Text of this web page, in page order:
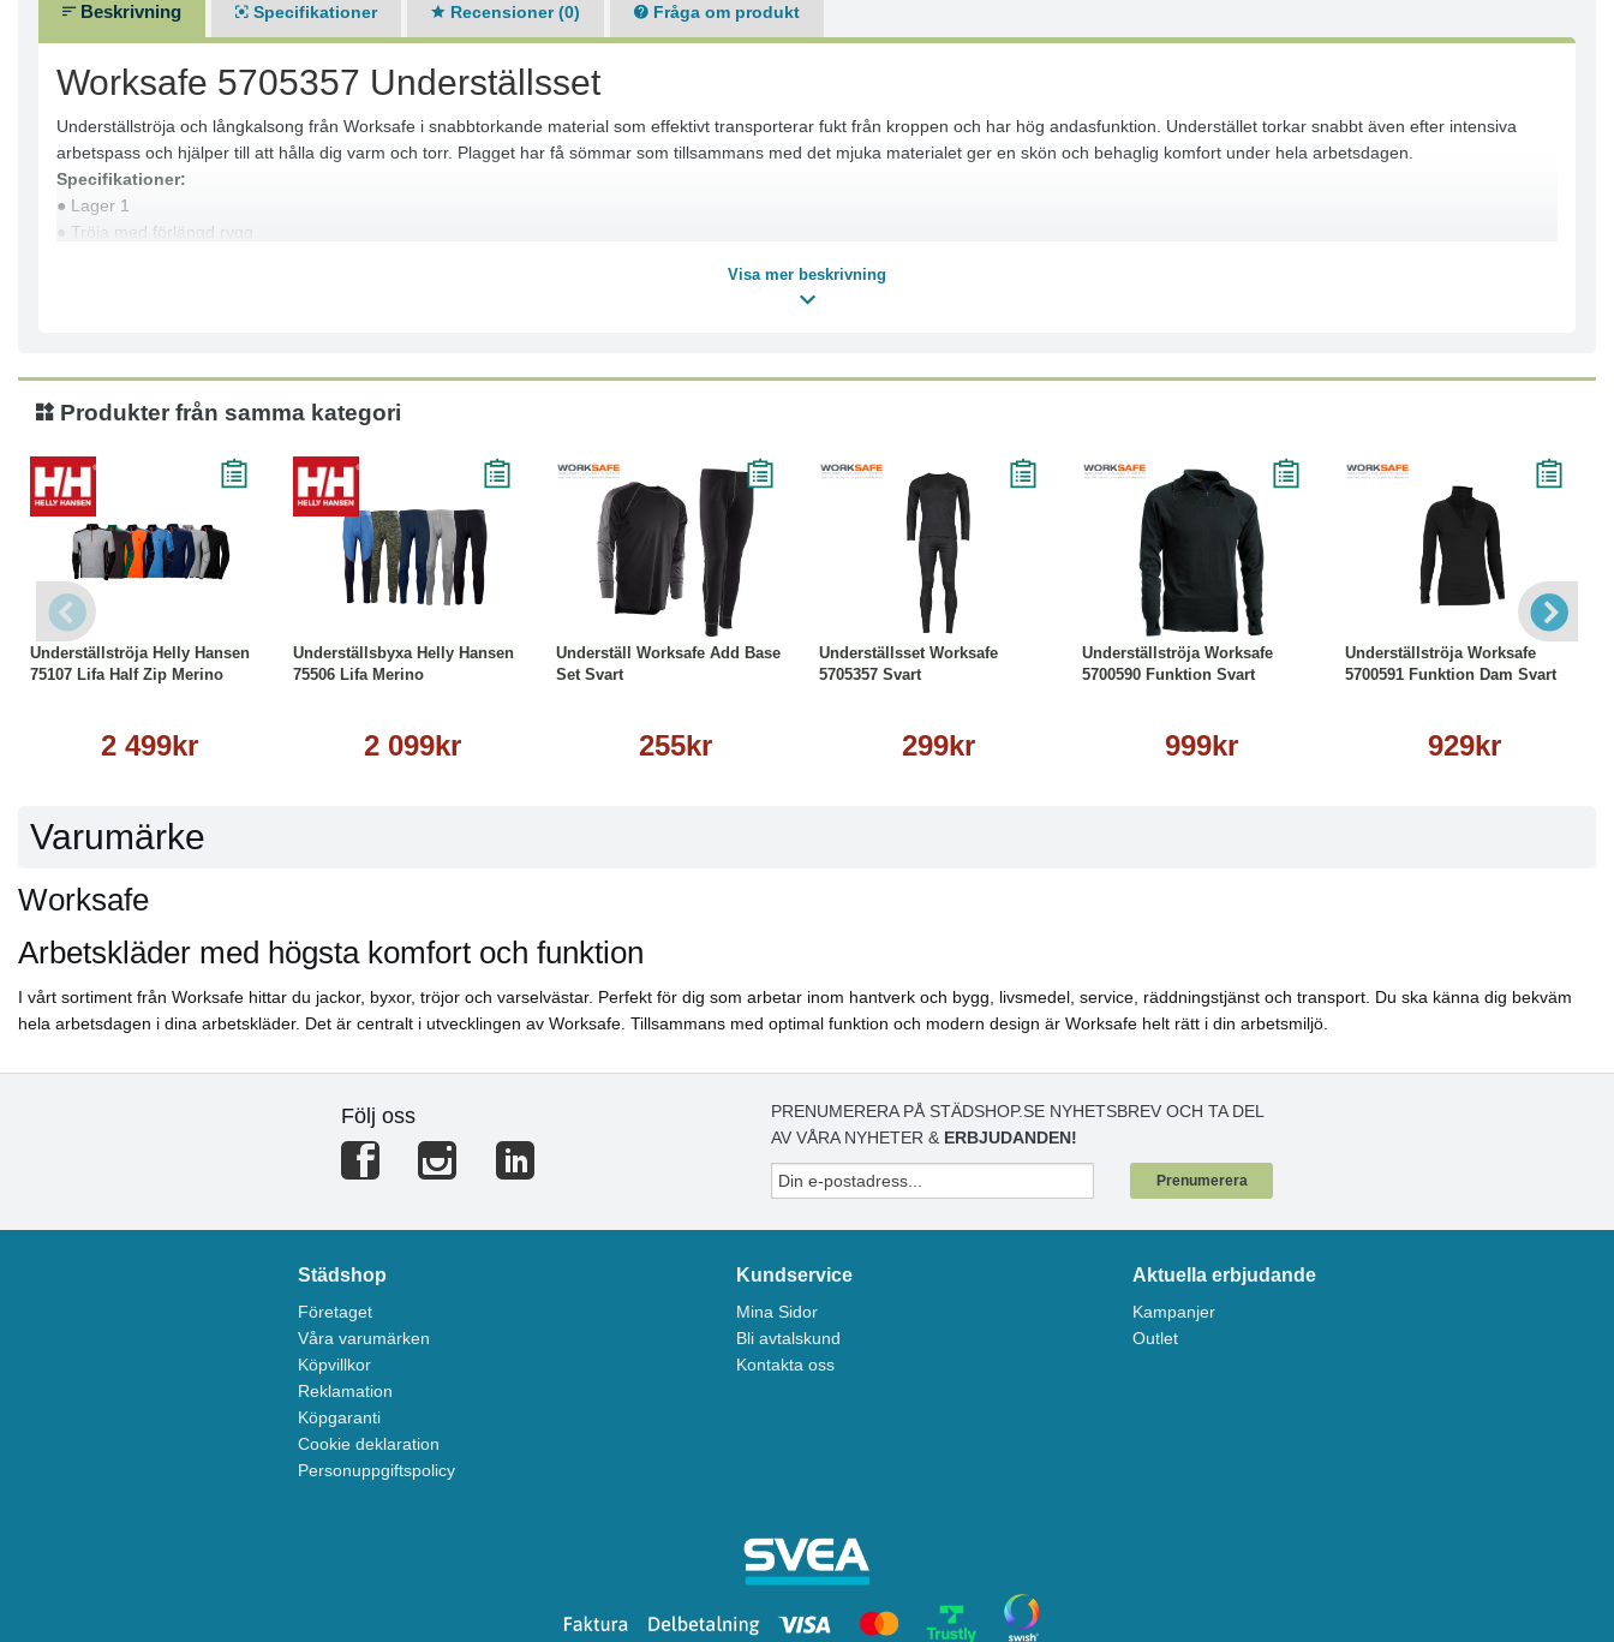
Beskrivning Specifikationer Recensioner (0) Fråga om produkt
Worksafe 5705357 Underställsset
Underställströja och långkalsong från Worksafe i snabbtorkande material som effektivt transporterar fukt från kroppen och har hög andasfunktion. Understället torkar snabbt även efter intensiva
arbetspass och hjälper till att hålla dig varm och torr. Plagget har få sömmar som tillsammans med det mjuka materialet ger en skön och behaglig komfort under hela arbetsdagen.
Specifikationer:
● Lager 1
● Tröja med förlängd rygg
Tvättråd:
● Strykning låg temperatur
● Ej torktumling
● Ej kemtvätt
● Tål ej blekmedel
Visa mer beskrivning
Produkter från samma kategori
Underställströja Helly Hansen
75107 Lifa Half Zip Merino
2 499kr
Underställsbyxa Helly Hansen
75506 Lifa Merino
2 099kr
Läs mer
Underställ Worksafe Add Base
Set Svart
255kr
Läs mer
Underställsset Worksafe
5705357 Svart
299kr
Läs mer
Underställströja Worksafe
5700590 Funktion Svart
999kr
Underställströja Worksafe
5700591 Funktion Dam Svart
929kr
Läs mer
Varumärke
Worksafe
Arbetskläder med högsta komfort och funktion
I vårt sortiment från Worksafe hittar du jackor, byxor, tröjor och varselvästar. Perfekt för dig som arbetar inom hantverk och bygg, livsmedel, service, räddningstjänst och transport. Du ska känna dig bekväm
hela arbetsdagen i dina arbetskläder. Det är centralt i utvecklingen av Worksafe. Tillsammans med optimal funktion och modern design är Worksafe helt rätt i din arbetsmiljö.
Följ oss
PRENUMERERA PÅ STÄDSHOP.SE NYHETSBREV OCH TA DEL
AV VÅRA NYHETER & ERBJUDANDEN!
Prenumerera
Städshop
Företaget
Våra varumärken
Köpvillkor
Reklamation
Köpgaranti
Cookie deklaration
Personuppgiftspolicy
Kundservice
Mina Sidor
Bli avtalskund
Kontakta oss
Aktuella erbjudande
Kampanjer
Outlet